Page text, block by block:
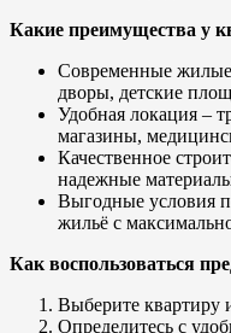
Какие преимущества у
Современные жилые
дворы, детские
Удобная локация –
магазины,
Качественное
надежные
Выгодные условия
жильё с
Как воспользоваться
Выберите квартиру
Определитесь с